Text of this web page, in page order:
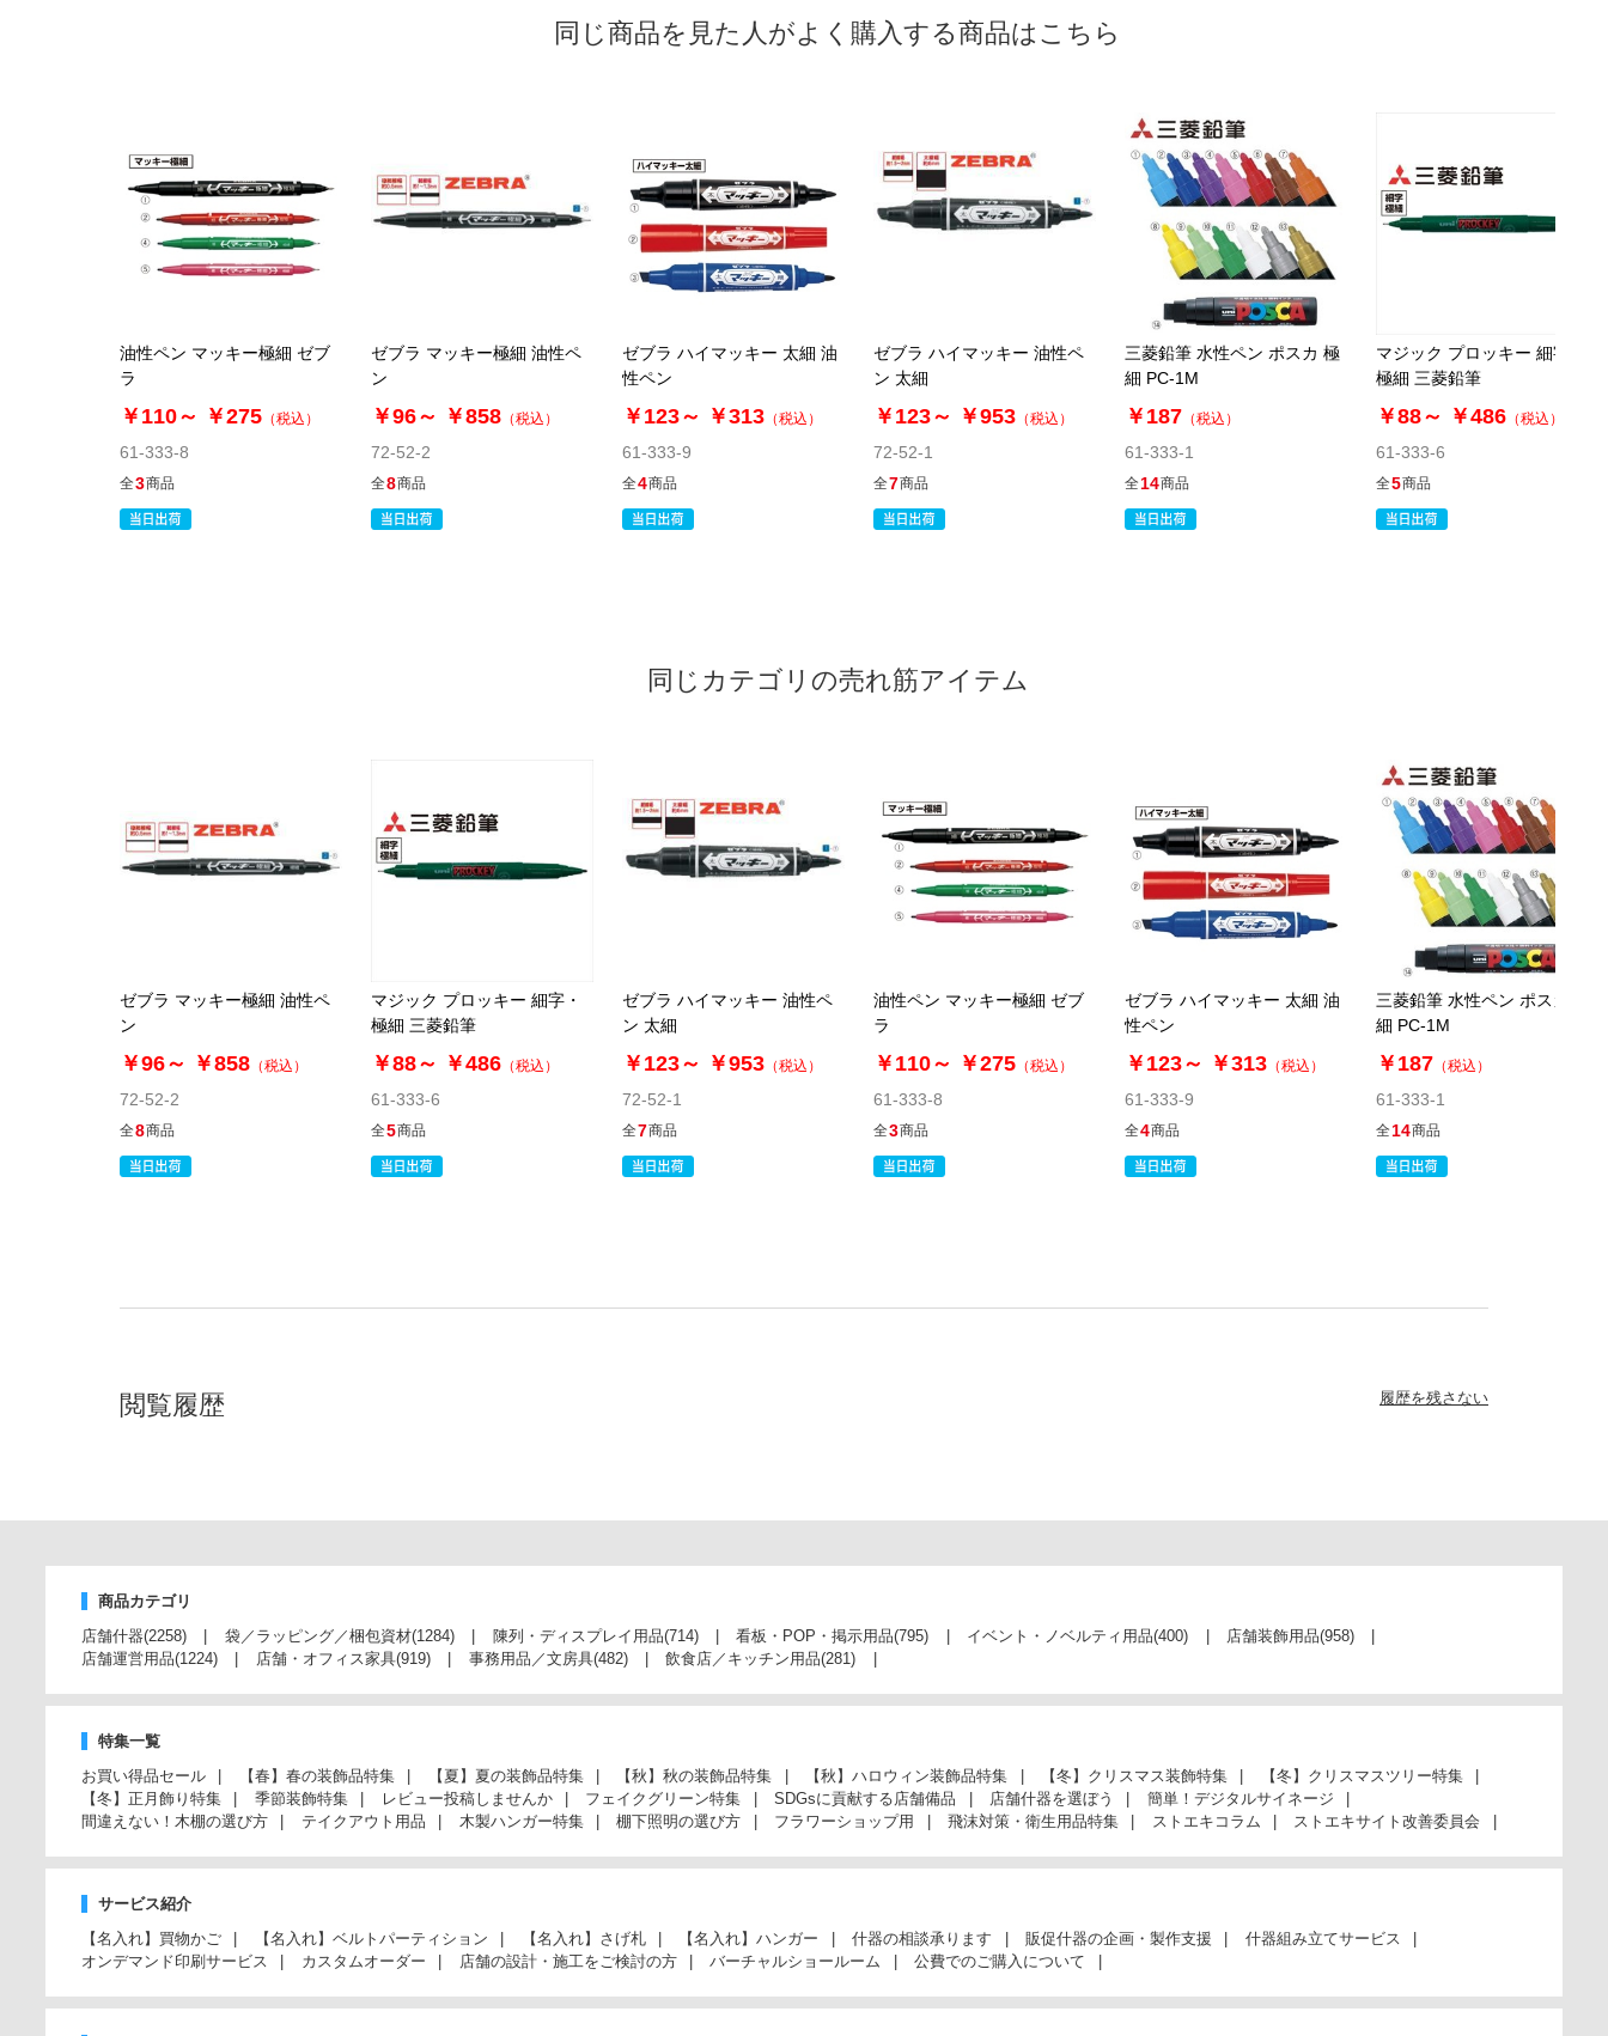
同じ商品を見た人がよく購入する商品はこちら
油性ペン マッキー極細 ゼブ
ラ
￥110～ ￥275 （税込）
61-333-8
全3商品
ゼブラ マッキー極細 油性ペ
ン
￥96～ ￥858 （税込）
72-52-2
全8商品
ゼブラ ハイマッキー 太細 油
性ペン
￥123～ ￥313 （税込）
61-333-9
全4商品
ゼブラ ハイマッキー 油性ペ
ン 太細
￥123～ ￥953 （税込）
72-52-1
全7商品
三菱鉛筆 水性ペン ポスカ 極
細 PC-1M
￥187 （税込）
61-333-1
全14商品
マジック プロッキー 細字・
極細 三菱鉛筆
￥88～ ￥486 （税込）
61-333-6
全5商品
同じカテゴリの売れ筋アイテム
ゼブラ マッキー極細 油性ペ
ン
￥96～ ￥858 （税込）
72-52-2
全8商品
マジック プロッキー 細字・
極細 三菱鉛筆
￥88～ ￥486 （税込）
61-333-6
全5商品
ゼブラ ハイマッキー 油性ペ
ン 太細
￥123～ ￥953 （税込）
72-52-1
全7商品
油性ペン マッキー極細 ゼブ
ラ
￥110～ ￥275 （税込）
61-333-8
全3商品
ゼブラ ハイマッキー 太細 油
性ペン
￥123～ ￥313 （税込）
61-333-9
全4商品
三菱鉛筆 水性ペン ポスカ 極
細 PC-1M
￥187 （税込）
61-333-1
全14商品
閲覧履歴 履歴を残さない
商品カテゴリ
店舗什器(2258) 袋／ラッピング／梱包資材(1284) 陳列・ディスプレイ用品(714) 看板・POP・掲示用品(795) イベント・ノベルティ用品(400) 店舗装飾用品(958)
店舗運営用品(1224) 店舗・オフィス家具(919) 事務用品／文房具(482) 飲食店／キッチン用品(281)
特集一覧
お買い得品セール
【春】春の装飾品特集 【夏】夏の装飾品特集 【秋】秋の装飾品特集 【秋】ハロウィン装飾品特集 【冬】クリスマス装飾特集
【冬】クリスマスツリー特集
【冬】正月飾り特集
季節装飾特集 レビュー投稿しませんか フェイクグリーン特集 SDGsに貢献する店舗備品 店舗什器を選ぼう
簡単！デジタルサイネージ
間違えない！木棚の選び方
テイクアウト用品 木製ハンガー特集 棚下照明の選び方 フラワーショップ用 飛沫対策・衛生用品特集 ストエキコラム ストエキサイト改善委員会
サービス紹介
【名入れ】買物かご
【名入れ】ベルトパーティション 【名入れ】さげ札 【名入れ】ハンガー 什器の相談承ります 販促什器の企画・製作支援
什器組み立てサービス
オンデマンド印刷サービス
カスタムオーダー 店舗の設計・施工をご検討の方 バーチャルショールーム 公費でのご購入について